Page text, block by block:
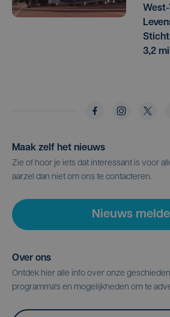
3,2
Maak zelf het nieuws
Zie of hoor je iets dat interessant is voor
aarzel dan niet om ons te contacteren.
Nieuws
Over ons
Ontdek hier alle info over onze
programma's en mogelijkheden om te